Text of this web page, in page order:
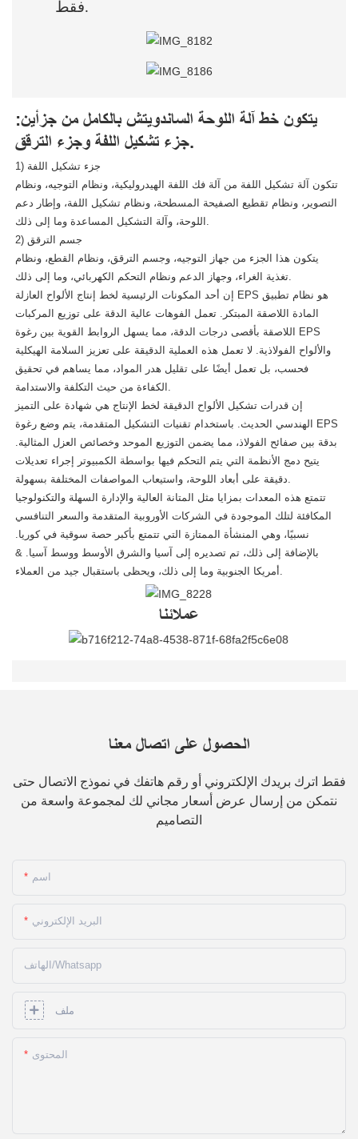
فقط.
يتكون خط آلة اللوحة الساندويتش بالكامل من جزأين:
جزء تشكيل اللفة وجزء الترقق.
1) جزء تشكيل اللفة
تتكون آلة تشكيل اللفة من آلة فك اللفة الهيدروليكية، ونظام التوجيه، ونظام
التصوير، ونظام تقطيع الصفيحة المسطحة، ونظام تشكيل اللفة، وإطار دعم
اللوحة، وآلة التشكيل المساعدة وما إلى ذلك.
2) جسم الترقق
يتكون هذا الجزء من جهاز التوجيه، وجسم الترقق، ونظام القطع، ونظام
تغذية الغراء، وجهاز الدعم ونظام التحكم الكهربائي، وما إلى ذلك.
إن أحد المكونات الرئيسية لخط إنتاج الألواح العازلة EPS هو نظام تطبيق
المادة اللاصقة المبتكر. تعمل الفوهات عالية الدقة على توزيع المركبات
اللاصقة بأقصى درجات الدقة، مما يسهل الروابط القوية بين رغوة EPS
والألواح الفولاذية. لا تعمل هذه العملية الدقيقة على تعزيز السلامة الهيكلية
فحسب، بل تعمل أيضًا على تقليل هدر المواد، مما يساهم في تحقيق
الكفاءة من حيث التكلفة والاستدامة.
إن قدرات تشكيل الألواح الدقيقة لخط الإنتاج هي شهادة على التميز
الهندسي الحديث. باستخدام تقنيات التشكيل المتقدمة، يتم وضع رغوة EPS
بدقة بين صفائح الفولاذ، مما يضمن التوزيع الموحد وخصائص العزل المثالية.
يتيح دمج الأنظمة التي يتم التحكم فيها بواسطة الكمبيوتر إجراء تعديلات
دقيقة على أبعاد اللوحة، واستيعاب المواصفات المختلفة بسهولة.
تتمتع هذه المعدات بمزايا مثل المتانة العالية والإدارة السهلة والتكنولوجيا
المكافئة لتلك الموجودة في الشركات الأوروبية المتقدمة والسعر التنافسي
نسبيًا، وهي المنشأة الممتازة التي تتمتع بأكبر حصة سوقية في كوريا.
بالإضافة إلى ذلك، تم تصديره إلى آسيا والشرق الأوسط ووسط آسيا. &
أمريكا الجنوبية وما إلى ذلك، ويحظى باستقبال جيد من العملاء.
عملائنا
الحصول على اتصال معنا
فقط اترك بريدك الإلكتروني أو رقم هاتفك في نموذج الاتصال حتى
نتمكن من إرسال عرض أسعار مجاني لك لمجموعة واسعة من
التصاميم
اسم
البريد الإلكتروني
الهاتف/whatsapp
ملف
المحتوى